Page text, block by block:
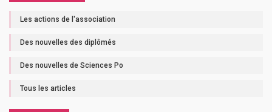
Les actions de l'association
Des nouvelles des diplômés
Des nouvelles de Sciences Po
Tous les articles